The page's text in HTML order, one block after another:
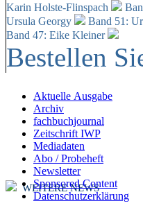
Karin Holste-Flinspach
Ursula Georgy
Band 51:
Band 47: Eike Kleiner
Bestellen
Aktuelle Ausgabe
Archiv
fachbuchjournal
Zeitschrift IWP
Mediadaten
Abo / Probeheft
Newsletter
Sponsored Content
Datenschutzerklärung
WEITERE NEWS